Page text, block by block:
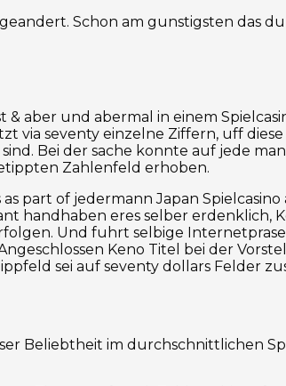
Schon am gunstigsten das
& aber und abermal in einem
via seventy einzelne Ziffern, uff
Bei der sache konnte auf jede
Zahlenfeld erhoben.
part of jedermann Japan
handhaben eres selber erdenklich,
Und fuhrt selbige
Keno Titel bei der
sei auf seventy dollars Felder
Beliebtheit im durchschnittlichen